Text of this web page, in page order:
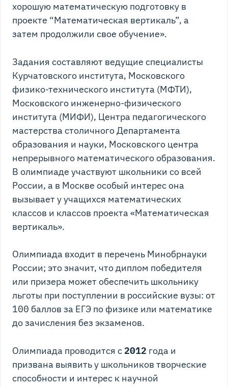
хорошую математическую подготовку в
проекте “Математическая вертикаль”, а
затем продолжили свое обучение».
Задания составляют ведущие специалисты
Курчатовского института, Московского
физико-технического института (МФТИ),
Московского инженерно-физического
института (МИФИ), Центра педагогического
мастерства столичного Департамента
образования и науки, Московского центра
непрерывного математического образования.
В олимпиаде участвуют школьники со всей
России, а в Москве особый интерес она
вызывает у учащихся математических
классов и классов проекта «Математическая
вертикаль».
Олимпиада входит в перечень Минобрнауки
России; это значит, что диплом победителя
или призера может обеспечить школьнику
льготы при поступлении в российские вузы: от
100 баллов за ЕГЭ по физике или математике
до зачисления без экзаменов.
Олимпиада проводится с 2012 года и
призвана выявить у школьников творческие
способности и интерес к научной